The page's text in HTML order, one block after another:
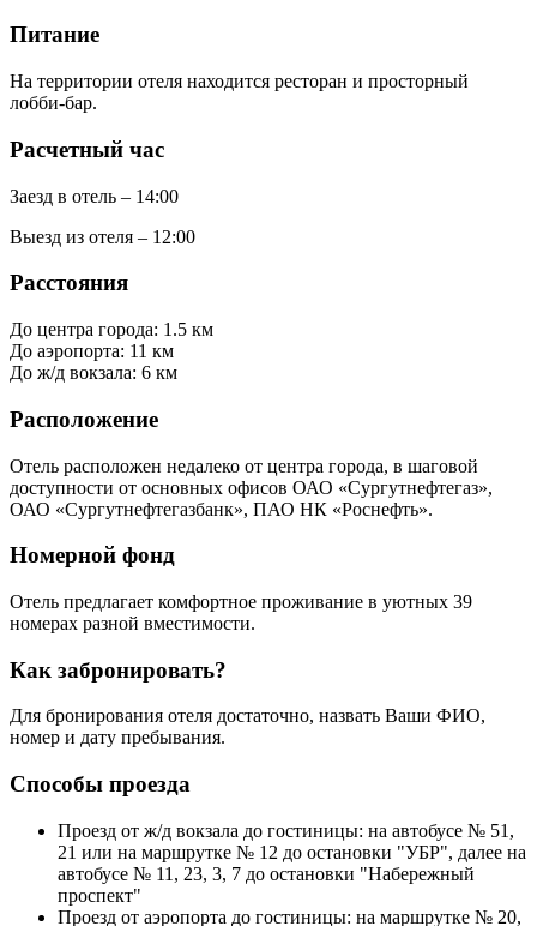
Питание
На территории отеля находится ресторан и просторный
лобби-бар.
Расчетный час
Заезд в отель – 14:00
Выезд из отеля – 12:00
Расстояния
До центра города: 1.5 км
До аэропорта: 11 км
До ж/д вокзала: 6 км
Расположение
Отель расположен недалеко от центра города, в шаговой
доступности от основных офисов ОАО «Сургутнефтегаз»,
ОАО «Сургутнефтегазбанк», ПАО НК «Роснефть».
Номерной фонд
Отель предлагает комфортное проживание в уютных 39
номерах разной вместимости.
Как забронировать?
Для бронирования отеля достаточно, назвать Ваши ФИО,
номер и дату пребывания.
Способы проезда
Проезд от ж/д вокзала до гостиницы: на автобусе № 51,
21 или на маршрутке № 12 до остановки "УБР", далее на
автобусе № 11, 23, 3, 7 до остановки "Набережный
проспект"
Проезд от аэропорта до гостиницы: на маршрутке № 20,